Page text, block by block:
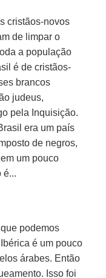
cristãos-novos
de limpar o
a população
é de cristãos-
brancos
judeus,
pela Inquisição.
era um país
de negros,
um pouco
é...
podemos
é um pouco
árabes. Então
Isso foi